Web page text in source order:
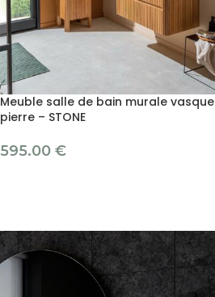
Meuble salle de bain murale vasque
pierre – STONE
595.00 €